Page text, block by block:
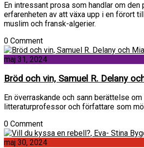
En intressant prosa som handlar om den
erfarenheten av att växa upp i en förort
muslim och fransk-algerier.
0 Comment
maj 31, 2024
Bröd och vin, Samuel R. Delany
En överraskande och sann berättelse om
litteraturprofessor och författare som
0 Comment
maj 30, 2024